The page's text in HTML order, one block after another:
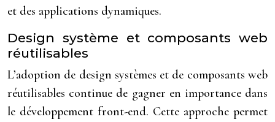
et des applications dynamiques.
Design système et composants web
réutilisables
L’adoption de design systèmes et de composants web
réutilisables continue de gagner en importance dans
le développement front-end. Cette approche permet